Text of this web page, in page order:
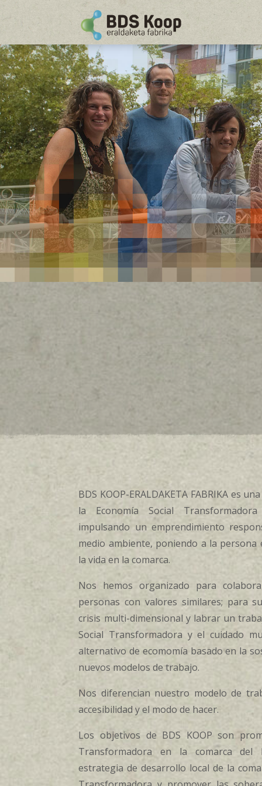
BDS KOOP-ERALDAKETA FABRIKA es
la Economía Social
impulsando un emprendimiento
medio ambiente, poniendo a la
la vida en la comarca.
Nos hemos organizado para
personas con valores similares; para
crisis multi-dimensional y labrar un
Social Transformadora y el cuidado
alternativo de ecomomía basado en la
nuevos modelos de trabajo.
Nos diferencian nuestro modelo de
accesibilidad y el modo de hacer.
Los objetivos de BDS KOOP son
Transformadora en la comarca del
estrategia de desarrollo local de la